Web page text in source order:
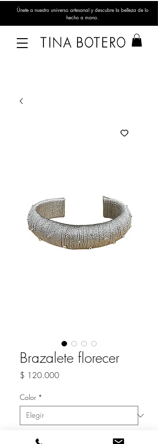
Únete a nuestro universo artesanal y descubre la belleza de lo
hecho a mano.
Brazalete florecer
$ 120.000Precio
Color *
Cantidad